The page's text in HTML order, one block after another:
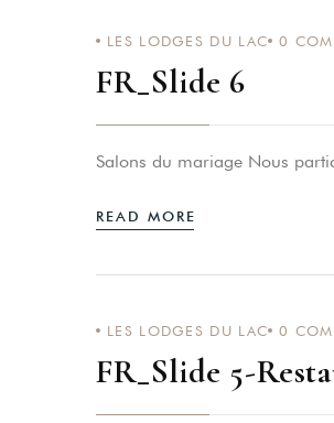
LES LODGES DU LAC 0
FR_Slide 6
Salons du mariage Nous
READ MORE
LES LODGES DU LAC 0
FR_Slide 5-